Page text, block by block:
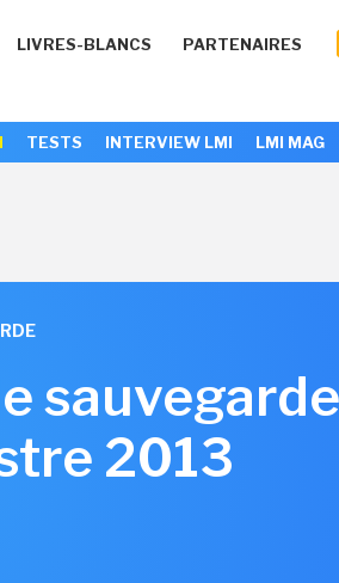
LIVRES-BLANCS PARTENAIRES
TESTS INTERVIEW LMI LMI MAG
sauvegarde
2013